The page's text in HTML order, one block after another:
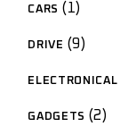
CARS 1
DRIVE 9
ELECTRONICAL
GADGETS 2